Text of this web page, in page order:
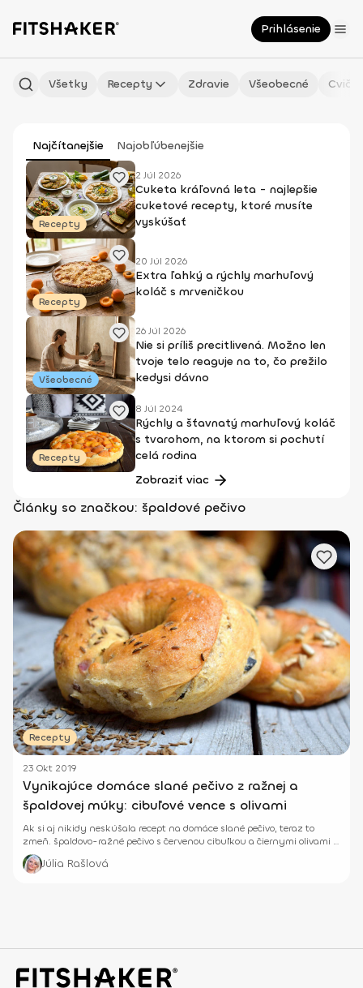
Prihlásenie
Všetky Recepty Zdravie Všeobecné
Najčítanejšie Najobľúbenejšie
Recepty
2 Júl 2026
Cuketa kráľovná leta - najlepšie
cuketové recepty, ktoré musíte
vyskúšať
Recepty
20 Júl 2026
Extra ľahký a rýchly marhuľový
koláč s mrveničkou
Všeobecné
26 Júl 2026
Nie si príliš precitlivená. Možno len
tvoje telo reaguje na to, čo prežilo
kedysi dávno
Recepty
8 Júl 2024
Rýchly a šťavnatý marhuľový koláč
s tvarohom, na ktorom si pochutí
celá rodina
Zobraziť viac
Články so značkou: špaldové pečivo
Recepty
23 Okt 2019
Vynikajúce domáce slané pečivo z ražnej a
špaldovej múky: cibuľové vence s olivami
Ak si aj nikidy neskúšala recept na domáce slané pečivo, teraz to
zmeň. špaldovo-ražné pečivo s červenou cibuľkou a čiernymi olivami je
mega chutné.
Júlia Rašlová